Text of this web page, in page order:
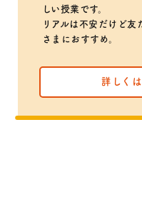
しい授業です。
リアルは不安だけど
さまにおすすめ。
詳しく